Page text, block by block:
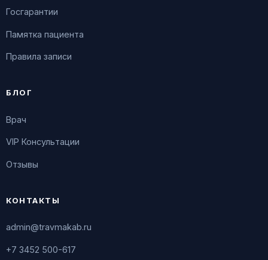
Госгарантии
Памятка пациента
Правила записи
БЛОГ
Врач
VIP Консультации
Отзывы
КОНТАКТЫ
admin@travmakab.ru
+7 3452 500-617